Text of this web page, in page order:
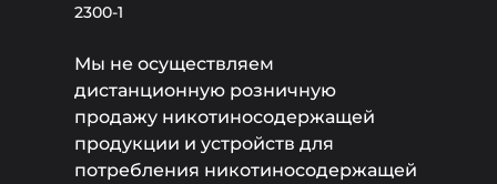
2300-1
Мы не осуществляем
дистанционную розничную
продажу никотиносодержащей
продукции и устройств для
потребления никотиносодержащей